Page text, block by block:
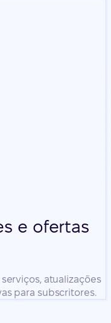
e ofertas
atualizações
para subscritores.